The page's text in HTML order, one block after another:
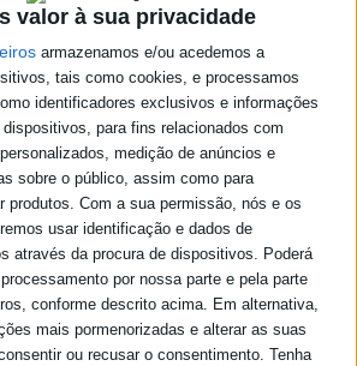
valor à sua privacidade
armazenamos e/ou acedemos a
tais como cookies, e processamos
identificadores exclusivos e informações
para fins relacionados com
medição de anúncios e
sobre o público, assim como para
produtos. Com a sua permissão, nós e os
usar identificação e dados de
através da procura de dispositivos. Poderá
por nossa parte e pela parte
conforme descrito acima. Em alternativa,
mais pormenorizadas e alterar as suas
ou recusar o consentimento. Tenha